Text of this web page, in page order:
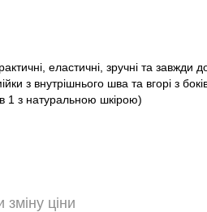
еластичні, зручні та
з внутрішнього шва та вгорі з
1 з натуральною шкірою)
зміну ціни